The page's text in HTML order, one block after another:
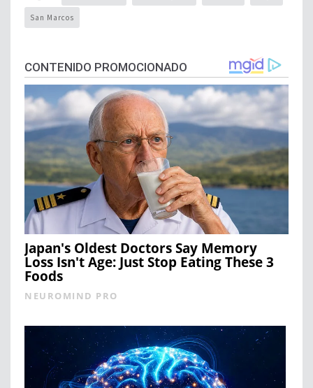
San Marcos
CONTENIDO PROMOCIONADO
Japan's Oldest Doctors Say Memory
Loss Isn't Age: Just Stop Eating These 3
Foods
NEUROMIND PRO